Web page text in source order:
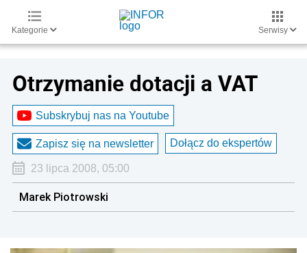
Kategorie Serwisy
Otrzymanie dotacji a VAT
Subskrybuj nas na Youtube
Zapisz się na newsletter Dołącz do ekspertów
23 lipca 2008, 05:00
Marek Piotrowski